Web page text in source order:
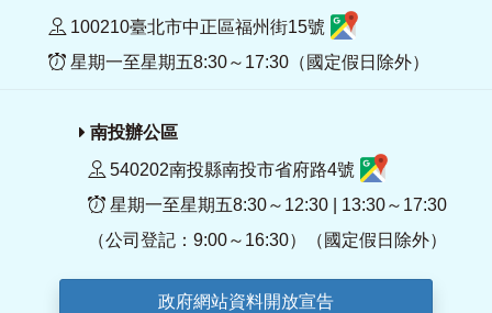
100210臺北市中正區福州街15號
星期一至星期五8:30～17:30（國定假日除外）
南投辦公區
540202南投縣南投市省府路4號
星期一至星期五8:30～12:30 | 13:30～17:30
（公司登記：9:00～16:30）（國定假日除外）
政府網站資料開放宣告